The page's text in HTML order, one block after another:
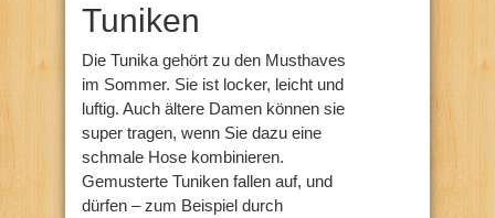
Tuniken
Die Tunika gehört zu den Musthaves
im Sommer. Sie ist locker, leicht und
luftig. Auch ältere Damen können sie
super tragen, wenn Sie dazu eine
schmale Hose kombinieren.
Gemusterte Tuniken fallen auf, und
dürfen – zum Beispiel durch